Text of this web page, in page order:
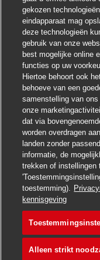
gekozen
eindapparaat mag
deze technologieën
gebruik van onze
best mogelijke online
functies op uw
Hiertoe behoort ook
behoeve van een
samenstelling van
onze
dat via
worden overdragen
landen zonder
informatie, de
trekken of instellingen
toestemming).
kennisgeving
Alleen strikt
! Heb je interesse
Ik ben
Soortgelijke